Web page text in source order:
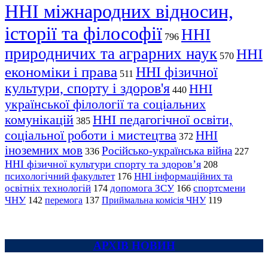
ННІ міжнародних відносин,
історії та філософії 796 ННІ
природничих та аграрних наук 570 ННІ
економіки і права 511 ННІ фізичної
культури, спорту і здоров'я 440 ННІ
української філології та соціальних
комунікацій 385 ННІ педагогічної освіти,
соціальної роботи і мистецтва 372 ННІ
іноземних мов 336 Російсько-українська війна 227
ННІ фізичної культури спорту та здоров’я 208
психологічний факультет 176 ННІ інформаційних та
освітніх технологій 174 допомога ЗСУ 166 спортсмени
ЧНУ 142 перемога 137 Приймальна комісія ЧНУ 119
АРХІВ НОВИН